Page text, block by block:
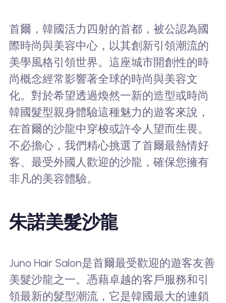
企業用戶
首爾，韓國活力四射的首都，被公認為國
際時尚與美容中心，以其創新引領潮流的
美學風格引領世界。這座城市開創性的時
尚概念經常影響著全球的時尚與美容文
化。對於希望透過煥然一新的造型或時尚
韓國髮型親身體驗這種魅力的遊客來說，
在首爾的沙龍中穿梭或許令人望而生畏。
不必擔心，我們精心挑選了首爾最熱情好
客、最受外國人歡迎的沙龍，確保您擁有
非凡的美容體驗。
朱諾美髮沙龍
Juno Hair Salon是首爾最受歡迎的遊客友善
美髮沙龍之一。憑藉卓越的客戶服務和引
領最新的髮型潮流，它是韓國最大的連鎖